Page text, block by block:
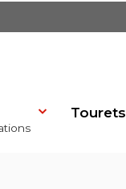
Tourets